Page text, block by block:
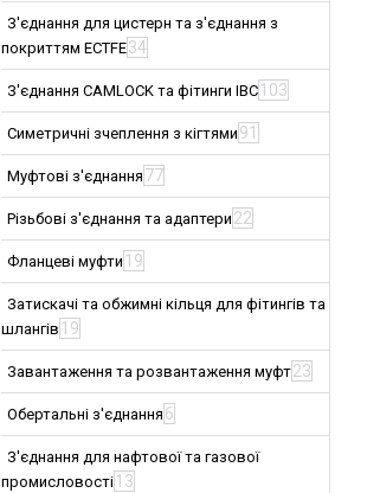
З'єднання для цистерн та з'єднання з
покриттям ECTFE34
З'єднання CAMLOCK та фітинги IBC 103
Симетричні зчеплення з кігтями 91
Муфтові з'єднання 77
Різьбові з'єднання та адаптери 22
Фланцеві муфти 19
Затискачі та обжимні кільця для фітингів та
шлангів 19
Завантаження та розвантаження муфт23
Обертальні з'єднання 6
З'єднання для нафтової та газової
промисловості 13